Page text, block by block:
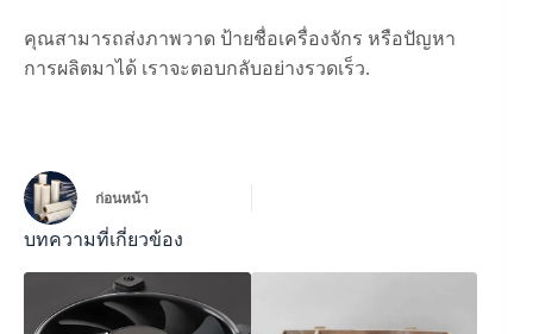
คุณสามารถส่งภาพวาด ป้ายชื่อเครื่องจักร หรือปัญหา
การผลิตมาได้ เราจะตอบกลับอย่างรวดเร็ว.
ก่อนหน้า
บทความที่เกี่ยวข้อง